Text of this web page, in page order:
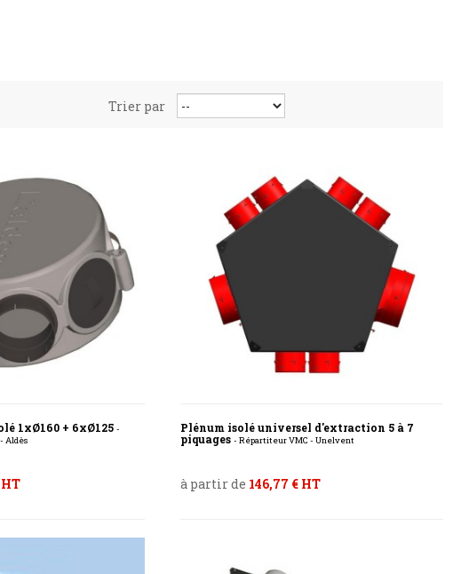
Trier par
1xØ160 + 6xØ125 -
Aldès
HT
Plénum isolé universel d'extraction 5 à 7
piquages - Répartiteur VMC - Unelvent
à partir de 146,77 € HT